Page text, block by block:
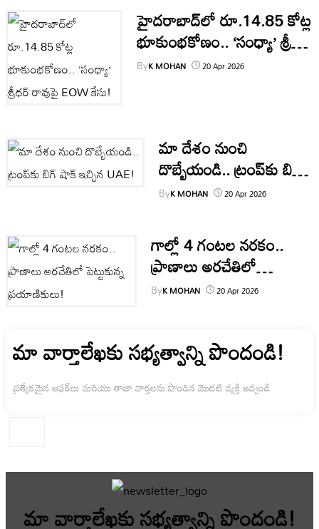
హైదరాబాద్‌లో రూ.14.85 కోట్ల
భూకుంభకోణం.. ‘సంధ్యా’ శ్రీధర్
రావుపై EOW కేసు!
ByK MOHAN 20 Apr 2026
మా దేశం నుంచి
దొబ్బేయండి.. ట్రంప్‌కు బిగ్
షాక్ ఇచ్చిన UAE!
ByK MOHAN 20 Apr 2026
గాల్లో 4 గంటల నరకం..
ప్రాణాలు అరచేతిలో
పెట్టుకున్న ప్రయాణికులు!
ByK MOHAN 20 Apr 2026
మా వార్తాలేఖకు సభ్యత్వాన్ని పొందండి!